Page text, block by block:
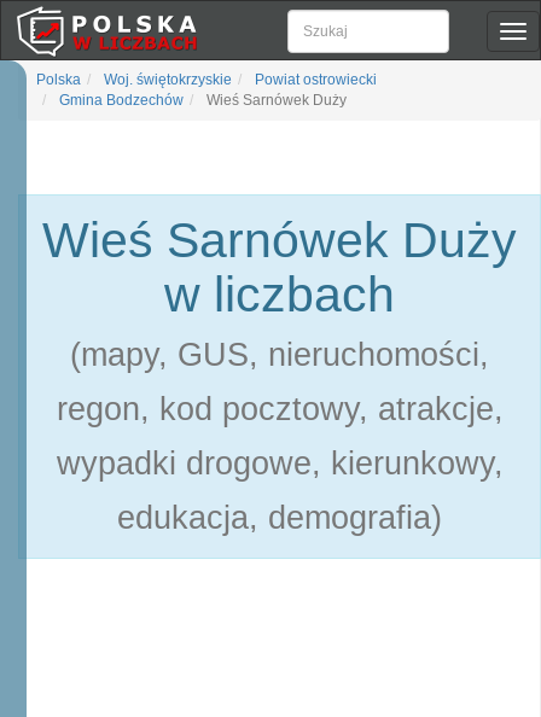
Polska Woj. świętokrzyskie
Powiat ostrowiecki
Gmina Bodzechów
Wieś Sarnówek Duży
Wieś Sarnówek Duży
w liczbach
(mapy, GUS, nieruchomości,
regon, kod pocztowy, atrakcje,
wypadki drogowe, kierunkowy,
edukacja, demografia)